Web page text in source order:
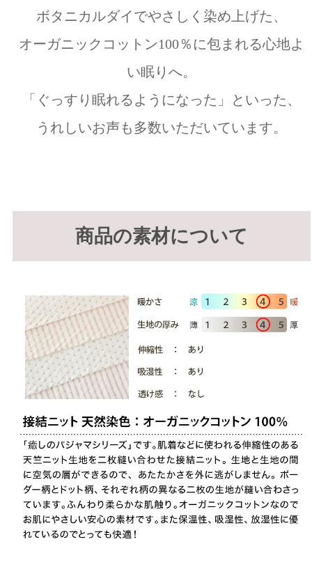
ボタニカルダイでやさしく染め上げた、
オーガニックコットン100％に包まれる心地よ
い眠りへ。
「ぐっすり眠れるようになった」といった、
うれしいお声も多数いただいています。
商品の素材について